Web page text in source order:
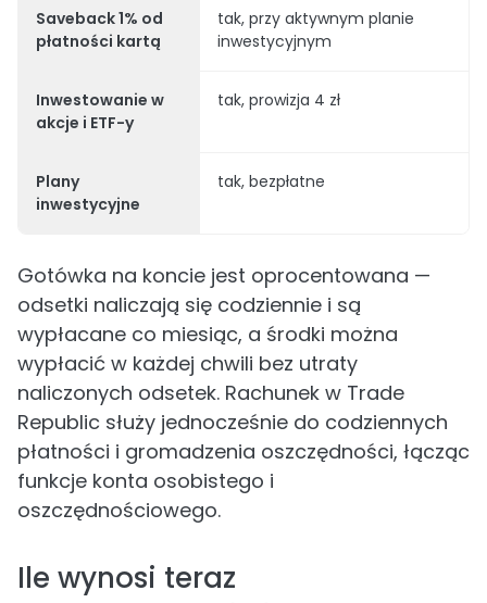
Saveback 1% od
płatności kartą
tak, przy aktywnym planie
inwestycyjnym
Inwestowanie w
akcje i ETF-y
tak, prowizja 4 zł
Plany
inwestycyjne
tak, bezpłatne
Gotówka na koncie jest oprocentowana —
odsetki naliczają się codziennie i są
wypłacane co miesiąc, a środki można
wypłacić w każdej chwili bez utraty
naliczonych odsetek. Rachunek w Trade
Republic służy jednocześnie do codziennych
płatności i gromadzenia oszczędności, łącząc
funkcje konta osobistego i
oszczędnościowego.
Ile wynosi teraz